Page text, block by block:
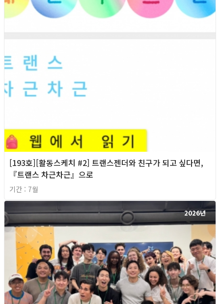
[193호][활동스케치 #2] 트랜스젠더와 친구가 되고 싶다면,
『트랜스 차근차근』으로
기간 : 7월
2026년